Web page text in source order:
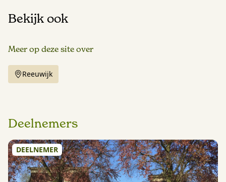
Bekijk ook
Meer op deze site over
Reeuwijk
Deelnemers
DEELNEMER